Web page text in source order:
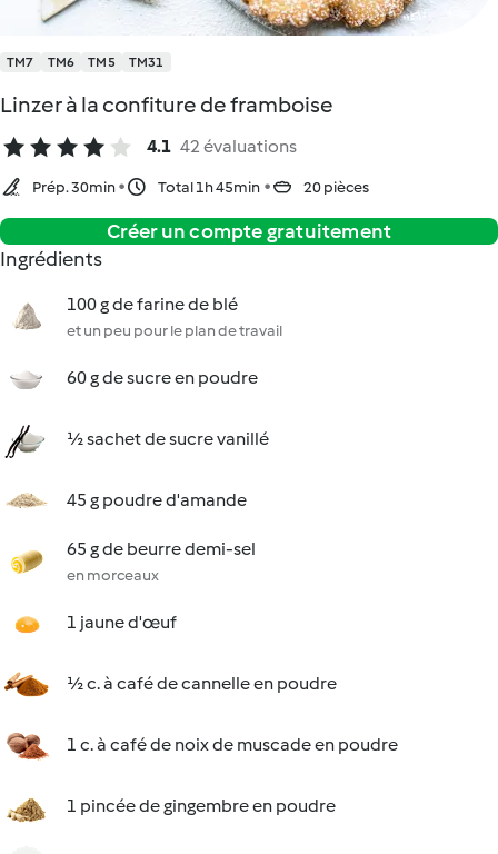
TM7 TM6 TM5 TM31
Linzer à la confiture de framboise
4.1 42 évaluations
Prép. 30min Total 1h 45min 20 pièces
Créer un compte gratuitement
Ingrédients
100 g de farine de blé
et un peu pour le plan de travail
60 g de sucre en poudre
½ sachet de sucre vanillé
45 g poudre d'amande
65 g de beurre demi-sel
en morceaux
1 jaune d'œuf
½ c. à café de cannelle en poudre
1 c. à café de noix de muscade en poudre
1 pincée de gingembre en poudre